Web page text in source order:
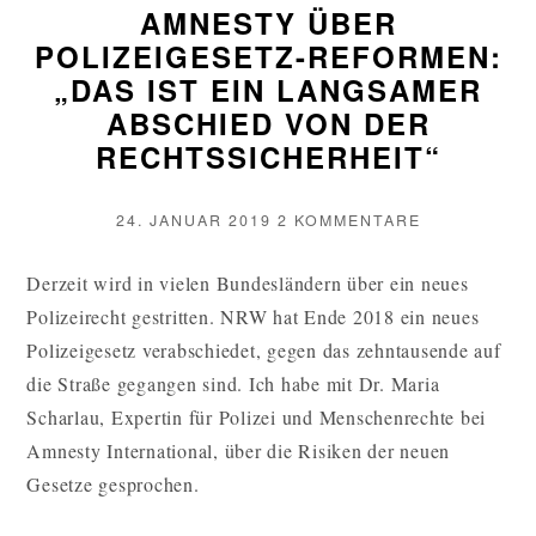
AMNESTY ÜBER
POLIZEIGESETZ-REFORMEN:
„DAS IST EIN LANGSAMER
ABSCHIED VON DER
RECHTSSICHERHEIT“
VERÖFFENTLICHT
24. JANUAR 2019 2 KOMMENTARE
REFORMEN:
„DAS
EIN
LANGSAMER
ABSCHIED
Derzeit wird in vielen Bundesländern über ein neues
Polizeirecht gestritten. NRW hat Ende 2018 ein neues
Polizeigesetz verabschiedet, gegen das zehntausende auf
die Straße gegangen sind. Ich habe mit Dr. Maria
Scharlau, Expertin für Polizei und Menschenrechte bei
Amnesty International, über die Risiken der neuen
Gesetze gesprochen.